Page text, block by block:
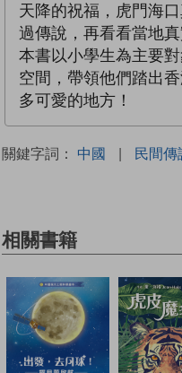
天降的祝福，虎門海
過傳說，再看看當地
本書以小學生為主要
空間，帶領他們踏出
多可愛的地方！
關鍵字詞： 中國 | 民間傳
相關書籍